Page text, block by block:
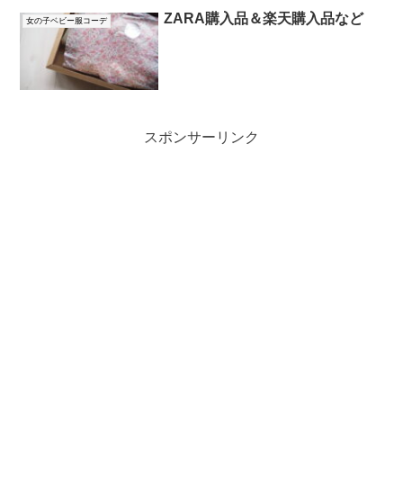
女の子ベビー服コーデ ZARA購入品＆楽天購入品など
スポンサーリンク